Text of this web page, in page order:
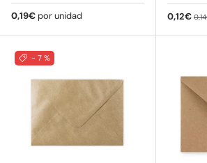
Precio normal
0,19€ por unidad Precio
0,12€
- 7 %